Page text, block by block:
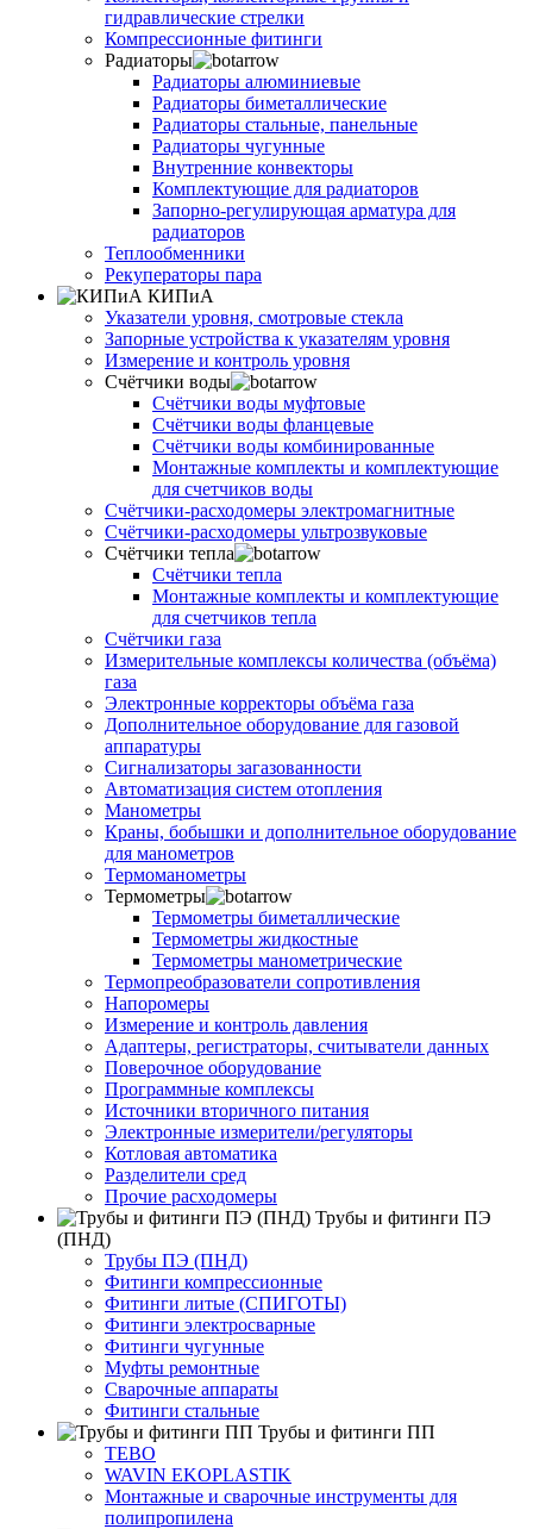
гидравлические стрелки
Компрессионные фитинги
Радиаторы
Радиаторы алюминиевые
Радиаторы биметаллические
Радиаторы стальные, панельные
Радиаторы чугунные
Внутренние конвекторы
Комплектующие для радиаторов
Запорно-регулирующая арматура для
радиаторов
Теплообменники
Рекуператоры пара
КИПиА
Указатели уровня, смотровые стекла
Запорные устройства к указателям уровня
Измерение и контроль уровня
Счётчики воды
Счётчики воды муфтовые
Счётчики воды фланцевые
Счётчики воды комбинированные
Монтажные комплекты и комплектующие
для счетчиков воды
Счётчики-расходомеры электромагнитные
Счётчики-расходомеры ультрозвуковые
Счётчики тепла
Счётчики тепла
Монтажные комплекты и комплектующие
для счетчиков тепла
Счётчики газа
Измерительные комплексы количества (объёма)
газа
Электронные корректоры объёма газа
Дополнительное оборудование для газовой
аппаратуры
Сигнализаторы загазованности
Автоматизация систем отопления
Манометры
Краны, бобышки и дополнительное оборудование
для манометров
Термоманометры
Термометры
Термометры биметаллические
Термометры жидкостные
Термометры манометрические
Термопреобразователи сопротивления
Напоромеры
Измерение и контроль давления
Адаптеры, регистраторы, считыватели данных
Поверочное оборудование
Программные комплексы
Источники вторичного питания
Электронные измерители/регуляторы
Котловая автоматика
Разделители сред
Прочие расходомеры
Трубы и фитинги ПЭ
(ПНД)
Трубы ПЭ (ПНД)
Фитинги компрессионные
Фитинги литые (СПИГОТЫ)
Фитинги электросварные
Фитинги чугунные
Муфты ремонтные
Сварочные аппараты
Фитинги стальные
Трубы и фитинги ПП
TEBO
WAVIN EKOPLASTIK
Монтажные и сварочные инструменты для
полипропилена